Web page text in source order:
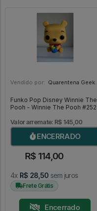
Vendido por: Quarentena Geek Store - SP
Funko Pop Disney Winnie The
Pooh - Winnie The Pooh #252
Valor arremate: R$ 145,00
ENCERRADO
R$ 114,00
4x R$ 28,50 sem juros
Frete Grátis
Encerrado